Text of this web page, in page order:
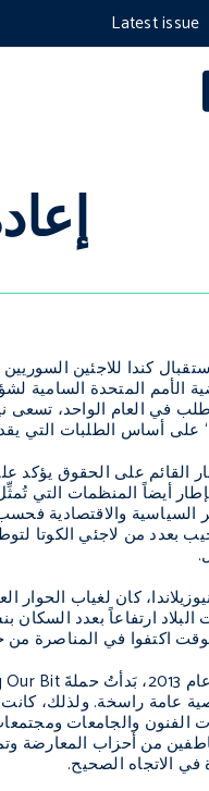
Latest issue
كندا للاجئين
الأمم المتحدة السامية
300 طلب في العام الواحد،
على أساس الطلبات التي
القائم على الحقوق
أيضاً المنظمات التي
السياسية والاقتصادية
بعدد من لاجئي الكوتا
اكتفوا في المناصرة
حملةَ
Our Bit
عامة راسخة. ولذلك، كانت
الفنون والجامعات
من أحزاب المعارضة
الاتجاه الصحيح.